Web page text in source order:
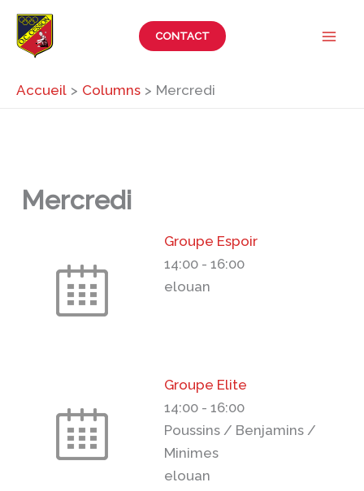
Aller
contenu
CONTACT
Accueil Columns Mercredi
Mercredi
Groupe Espoir
14:00- 16:00
elouan
Groupe Elite
14:00- 16:00
Poussins / Benjamins /
Minimes
elouan